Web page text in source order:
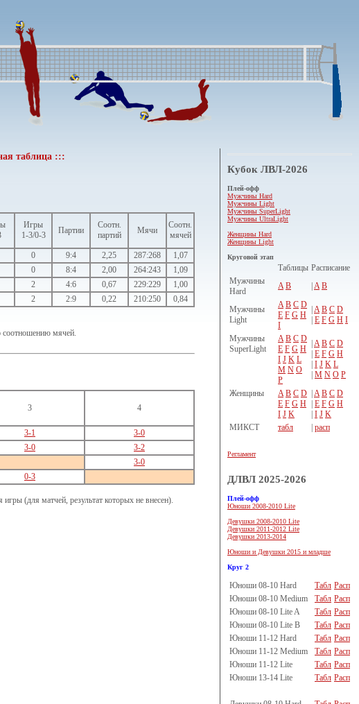
таблица :::
Игры
1-3/0-3
Партии
Соотн.
партий
Мячи
Соотн.
мячей
0 9:4 2,25 287:268
1,07
0 8:4 2,00 264:243
1,09
2 4:6 0,67 229:229
1,00
2 2:9 0,22 210:250 0,84
соотношению мячей.
3 4
3-1
3-0
3-0
3-2
3-0
0-3
(для матчей, результат которых не внесен).
Кубок ЛВЛ-2026
Плей-офф
Мужчины Hard
Мужчины Light
Мужчины SuperLight
Мужчины UltraLight
Женщины Hard
Женщины Light
Круговой этап
Таблицы Расписание
Мужчины
Hard
A B |A B
Мужчины
Light
A B C D
E F G H
I
|A B C D
| E F G H I
Мужчины
SuperLight
A B C D
E F G H
I J K L
M N O
P
|A B C D
| E F G H
| I J K L
| M N O P
Женщины
A B C D
E F G H
I J K
|A B C D
| E F G H
| I J K
МИКСТ
табл | расп
Регламент
ДЛВЛ 2025-2026
Плей-офф
Юноши 2008-2010 Lite
Девушки 2008-2010 Lite
Девушки 2011-2012 Lite
Девушки 2013-2014
Юноши и Девушки 2015 и младше
Круг 2
Юноши 08-10 Hard Табл Расп
Юноши 08-10 Medium
Табл Расп
Юноши 08-10 Lite A
Табл Расп
Юноши 08-10 Lite B
Табл Расп
Юноши 11-12 Hard
Табл Расп
Юноши 11-12 Medium
Табл Расп
Юноши 11-12 Lite
Табл Расп
Юноши 13-14 Lite
Табл Расп